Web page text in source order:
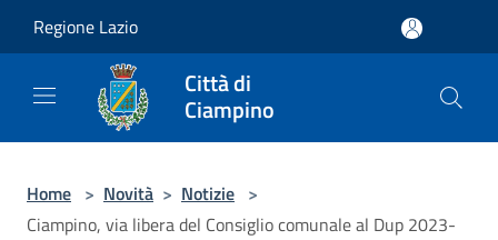
Regione Lazio
Città di
Ciampino
Home > Novità > Notizie >
Ciampino, via libera del Consiglio comunale al Dup 2023-